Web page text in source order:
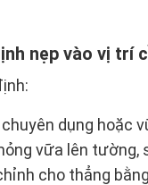
nẹp vào vị trí
chuyên dụng hoặc
vữa lên tường,
cho thẳng